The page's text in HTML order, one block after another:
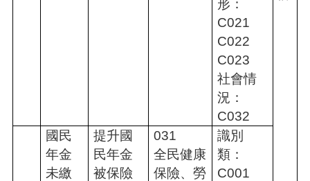
形：
C021
C022
C023
社會情
況：
C032
國民
年金
未繳
提升國
民年金
被保險
031
全民健康
保險、勞
識別
類：
C001